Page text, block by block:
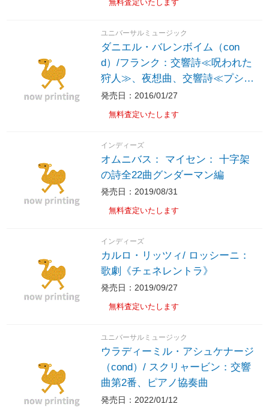
無料査定いたします
ユニバーサルミュージック
ダニエル・バレンボイム（con
d）/フランク：交響詩≪呪われた
狩人≫、夜想曲、交響詩≪プシ
シェ≫ 【CD】 ［ダニエル・バ
レンボイム（cond） /CD］
発売日：2016/01/27
無料査定いたします
インディーズ
オムニバス： マイセン： 十字架
の詩全22曲グンダーマン編
発売日：2019/08/31
無料査定いたします
インディーズ
カルロ・リッツィ/ ロッシーニ：
歌劇《チェネレントラ》
発売日：2019/09/27
無料査定いたします
ユニバーサルミュージック
ウラディーミル・アシュケナージ
（cond）/ スクリャービン：交響
曲第2番、ピアノ協奏曲
発売日：2022/01/12